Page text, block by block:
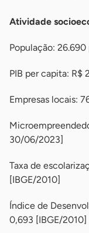
Atividade
População:
PIB per capita: R$
Empresas locais:
30/06/2023]
Taxa de
[IBGE/2010]
Índice de
0,693 [IBGE/2010]